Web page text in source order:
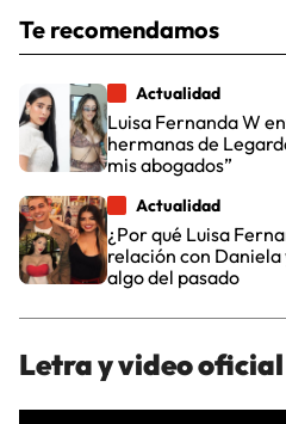
Te recomendamos
Actualidad
Luisa Fernanda W
hermanas de
mis abogados”
Actualidad
¿Por qué Luisa
relación con
algo del pasado
Letra y video